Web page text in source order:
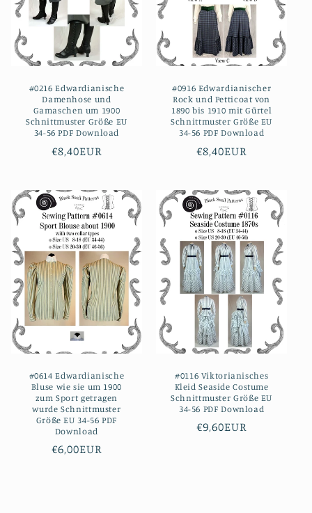
#0216 Edwardianische
Damenhose und
Gamaschen um 1900
Schnittmuster Größe EU
34-56 PDF Download
Normaler
€8,40EUR
#0916 Edwardianischer
Rock und Petticoat von
1890 bis 1910 mit Gürtel
Schnittmuster Größe EU
34-56 PDF Download
Normaler
€8,40EUR
#0614 Edwardianische
Bluse wie sie um 1900
zum Sport getragen
wurde Schnittmuster
Größe EU 34-56 PDF
Download
Normaler
€6,00EUR
#0116 Viktorianisches
Kleid Seaside Costume
Schnittmuster Größe EU
34-56 PDF Download
Normaler
€9,60EUR